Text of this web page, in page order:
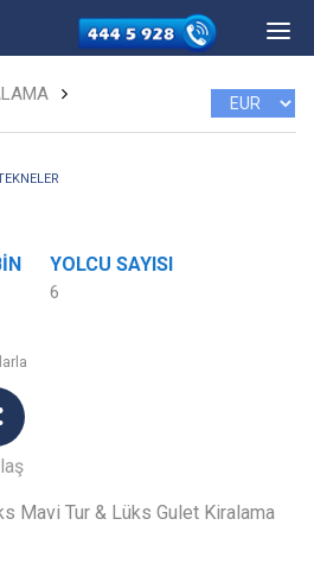
YOLCU SAYISI
6
Mavi Tur & Lüks Gulet Kiralama